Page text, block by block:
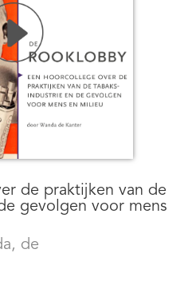
de praktijken van de
gevolgen voor mens
de